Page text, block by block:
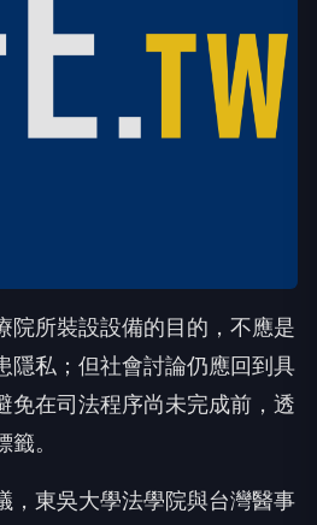
院所裝設設備的目的，不應是
隱私；但社會討論仍應回到具
免在司法程序尚未完成前，透
。
，東吳大學法學院與台灣醫事